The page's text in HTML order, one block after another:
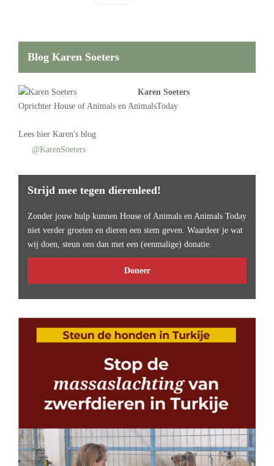
Blog Karen Soeters
Karen Soeters
Oprichter House of Animals en AnimalsToday
Lees hier Karen's blog
@KarenSoeters
Strijd mee tegen dierenleed!
Zonder jouw hulp kunnen House of Animals en Animals Today
niet verder groeien en dieren een stem geven. Waardeer je wat
wij doen, steun ons dan met een (eenmalige) donatie.
Doneer